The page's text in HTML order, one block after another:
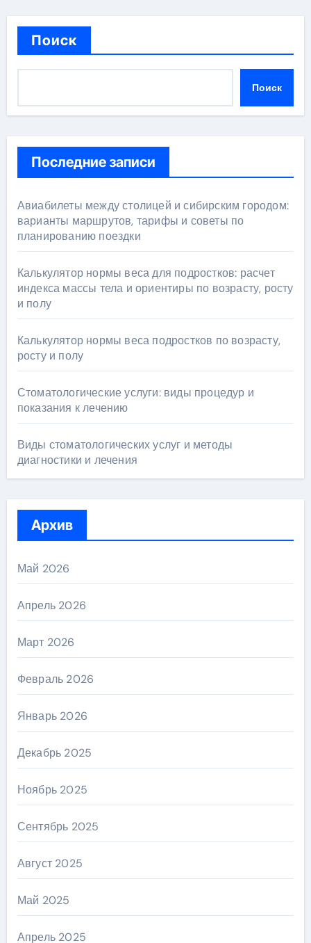
Поиск
Поиск
Последние записи
Авиабилеты между столицей и сибирским городом:
варианты маршрутов, тарифы и советы по
планированию поездки
Калькулятор нормы веса для подростков: расчет
индекса массы тела и ориентиры по возрасту, росту
и полу
Калькулятор нормы веса подростков по возрасту,
росту и полу
Стоматологические услуги: виды процедур и
показания к лечению
Виды стоматологических услуг и методы
диагностики и лечения
Архив
Май 2026
Апрель 2026
Март 2026
Февраль 2026
Январь 2026
Декабрь 2025
Ноябрь 2025
Сентябрь 2025
Август 2025
Май 2025
Апрель 2025